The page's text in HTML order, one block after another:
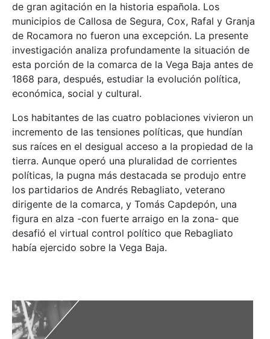
de gran agitación en la historia española. Los
municipios de Callosa de Segura, Cox, Rafal y Granja
de Rocamora no fueron una excepción. La presente
investigación analiza profundamente la situación de
esta porción de la comarca de la Vega Baja antes de
1868 para, después, estudiar la evolución política,
económica, social y cultural.
Los habitantes de las cuatro poblaciones vivieron un
incremento de las tensiones políticas, que hundían
sus raíces en el desigual acceso a la propiedad de la
tierra. Aunque operó una pluralidad de corrientes
políticas, la pugna más destacada se produjo entre
los partidarios de Andrés Rebagliato, veterano
dirigente de la comarca, y Tomás Capdepón, una
figura en alza -con fuerte arraigo en la zona- que
desafió el virtual control político que Rebagliato
había ejercido sobre la Vega Baja.